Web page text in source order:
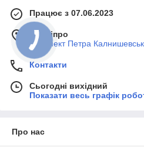
Працює з 07.06.2023
м. Дніпро
Проспект Петра
Контакти
Сьогодні вихідний
Показати весь графік
Про нас